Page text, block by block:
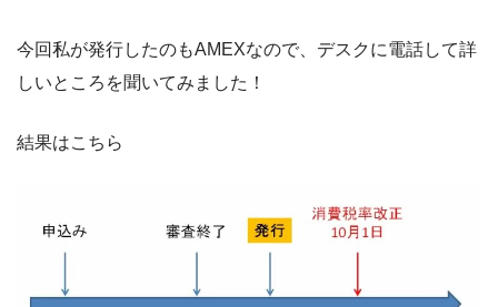
今回私が発行したのもAMEXなので、デスクに電話して詳
しいところを聞いてみました！
結果はこちら